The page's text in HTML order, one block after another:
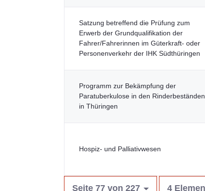
Satzung betreffend die Prüfung zum
Erwerb der Grundqualifikation der
Fahrer/Fahrerinnen im Güterkraft- oder
Personenverkehr der IHK Südthüringen
Programm zur Bekämpfung der
Paratuberkulose in den Rinderbeständen
in Thüringen
Hospiz- und Palliativwesen
Seite 77 von 227 4